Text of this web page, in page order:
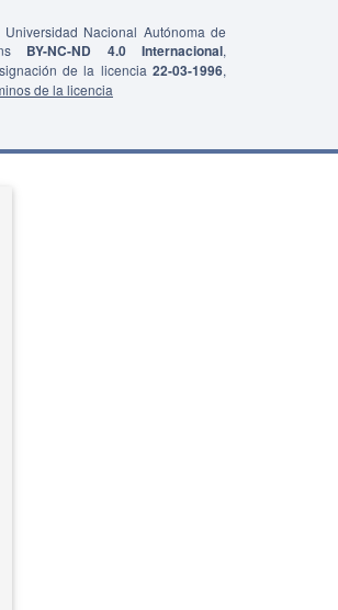
Nacional Autónoma de
BY-NC-ND 4.0 Internacional,
de la licencia 22-03-1996,
de la licencia